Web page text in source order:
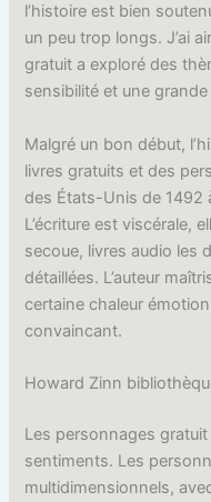
l’histoire est bien
un peu trop longs. J’ai
gratuit a exploré des
sensibilité et une
Malgré un bon début,
livres gratuits et des
des États-Unis de 1492
L’écriture est viscérale,
secoue, livres audio les
détaillées. L’auteur
certaine chaleur
convaincant.
Howard Zinn
Les personnages
sentiments. Les
multidimensionnels,